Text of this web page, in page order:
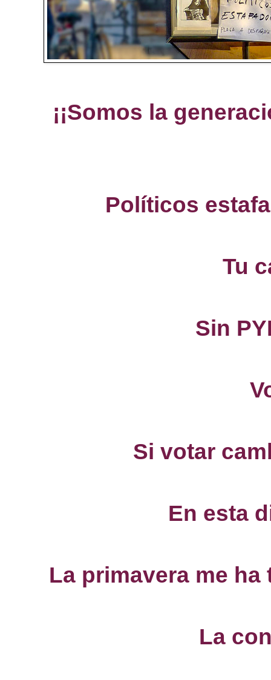
¡¡Somos la
Políticos
Tu
Sin
Si votar
En esta
La primavera me
La